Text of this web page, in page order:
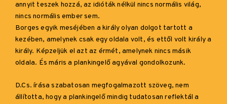
annyit teszek hozzá, az idióták nélkül nincs normális világ,
nincs normális ember sem.
Borges egyik meséjében a király olyan dolgot tartott a
kezében, amelynek csak egy oldala volt, és ettől volt király a
király. Képzeljük el azt az érmét, amelynek nincs másik
oldala. És máris a plankingelő agyával gondolkozunk.
D.Cs. írása szabatosan megfogalmazott szöveg, nem
állította, hogy a plankingelő mindig tudatosan reflektál a